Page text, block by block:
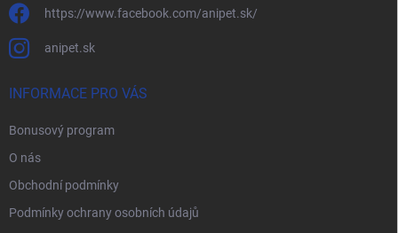
https://www.facebook.com/anipet.sk/
anipet.sk
INFORMACE PRO VÁS
Bonusový program
O nás
Obchodní podmínky
Podmínky ochrany osobních údajů